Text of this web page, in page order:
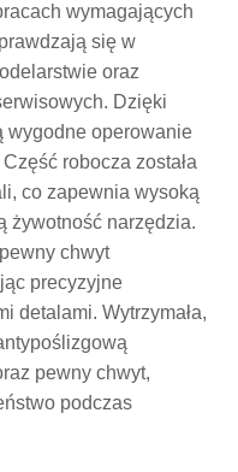
wymagających
się w
oraz
Dzięki
wygodne operowanie
robocza została
co zapewnia wysoką
żywotność narzędzia.
chwyt
precyzyjne
detalami. Wytrzymała,
pewny chwyt,
podczas